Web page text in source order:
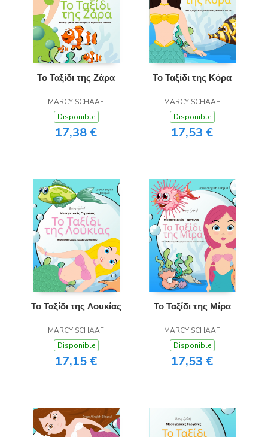
Το Ταξίδι της Ζάρα
MARCY SCHAAF
Disponible
17,38 €
Το Ταξίδι της Κόρα
MARCY SCHAAF
Disponible
17,53 €
Το Ταξίδι της Λουκίας
MARCY SCHAAF
Disponible
17,15 €
Το Ταξίδι της Μίρα
MARCY SCHAAF
Disponible
17,53 €